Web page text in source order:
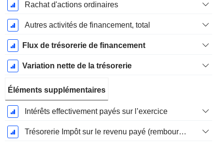
Rachat d'actions ordinaires
Autres activités de financement, total
Flux de trésorerie de financement
Variation nette de la trésorerie
Éléments supplémentaires
Intérêts effectivement payés sur l’exercice
Trésorerie Impôt sur le revenu payé (remboursement)Impôt effectivement payé (remboursé) sur l’exercice